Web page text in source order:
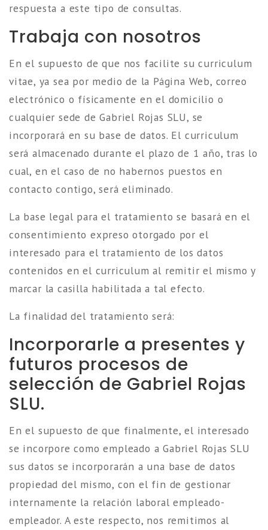
respuesta a este tipo de consultas.
Trabaja con nosotros
En el supuesto de que nos facilite su curriculum
vitae, ya sea por medio de la Página Web, correo
electrónico o físicamente en el domicilio o
cualquier sede de Gabriel Rojas SLU, se
incorporará en su base de datos. El curriculum
será almacenado durante el plazo de 1 año, tras lo
cual, en el caso de no habernos puestos en
contacto contigo, será eliminado.
La base legal para el tratamiento se basará en el
consentimiento expreso otorgado por el
interesado para el tratamiento de los datos
contenidos en el curriculum al remitir el mismo y
marcar la casilla habilitada a tal efecto.
La finalidad del tratamiento será:
Incorporarle a presentes y
futuros procesos de
selección de Gabriel Rojas
SLU.
En el supuesto de que finalmente, el interesado
se incorpore como empleado a Gabriel Rojas SLU
sus datos se incorporarán a una base de datos
propiedad del mismo, con el fin de gestionar
internamente la relación laboral empleado-
empleador. A este respecto, nos remitimos al